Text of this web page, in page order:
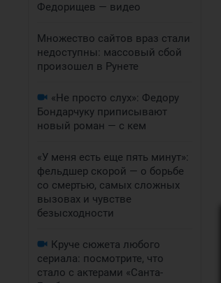
Федорищев — видео
Множество сайтов враз стали
недоступны: массовый сбой
произошел в Рунете
«Не просто слух»: Федору
Бондарчуку приписывают
новый роман — с кем
«У меня есть еще пять минут»:
фельдшер скорой — о борьбе
со смертью, самых сложных
вызовах и чувстве
безысходности
Круче сюжета любого
сериала: посмотрите, что
стало с актерами «Санта-